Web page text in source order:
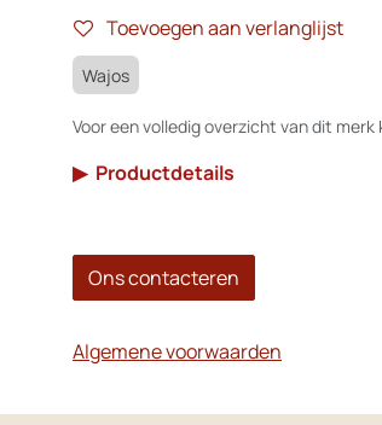
Toevoegen aan verlanglijst
Wajos
Voor een volledig overzicht van dit merk
▶ Productdetails
Ons contacteren
Algemene voorwaarden